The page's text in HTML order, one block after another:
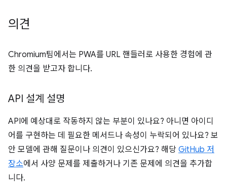
의견
Chromium팀에서는 PWA를 URL 핸들러로 사용한 경험에 관
한 의견을 받고자 합니다.
API 설계 설명
API에 예상대로 작동하지 않는 부분이 있나요? 아니면 아이디
어를 구현하는 데 필요한 메서드나 속성이 누락되어 있나요? 보
안 모델에 관해 질문이나 의견이 있으신가요? 해당 GitHub 저
장소에서 사양 문제를 제출하거나 기존 문제에 의견을 추가합
니다.